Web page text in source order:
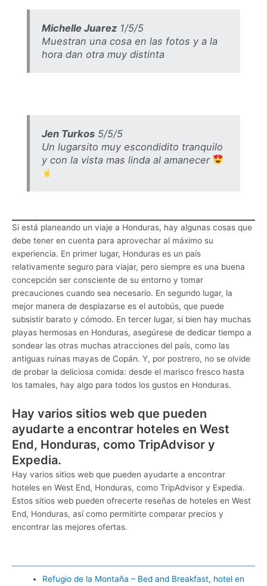
Michelle Juarez1/5/5
Muestran una cosa en las fotos y a la
hora dan otra muy distinta
Jen Turkos5/5/5
Un lugarsito muy escondidito tranquilo
y con la vista mas linda al amanecer
Si está planeando un viaje a Honduras, hay algunas cosas que
debe tener en cuenta para aprovechar al máximo su
experiencia. En primer lugar, Honduras es un país
relativamente seguro para viajar, pero siempre es una buena
concepción ser consciente de su entorno y tomar
precauciones cuando sea necesario. En segundo lugar, la
mejor manera de desplazarse es el autobús, que puede
subsistir barato y cómodo. En tercer lugar, si bien hay muchas
playas hermosas en Honduras, asegúrese de dedicar tiempo a
sondear las otras muchas atracciones del país, como las
antiguas ruinas mayas de Copán. Y, por postrero, no se olvide
de probar la deliciosa comida: desde el marisco fresco hasta
los tamales, hay algo para todos los gustos en Honduras.
Hay varios sitios web que pueden
ayudarte a encontrar hoteles en West
End, Honduras, como TripAdvisor y
Expedia.
Hay varios sitios web que pueden ayudarte a encontrar
hoteles en West End, Honduras, como TripAdvisor y Expedia.
Estos sitios web pueden ofrecerte reseñas de hoteles en West
End, Honduras, así como permitirte comparar precios y
encontrar las mejores ofertas.
Refugio de la Montaña – Bed and Breakfast, hotel en